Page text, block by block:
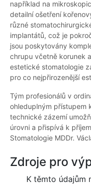
například na
detailní ošetření
různé
implantátů, což je
jsou poskytovány
chrupu včetně korunek
estetické stomatologie
pro co nejpřirozenější
Tým profesionálů v
ohleduplným přístupem
technické zázemí
úrovni a přispívá k
Stomatologie MDDr.
Zdroje pro
K těmto údajům